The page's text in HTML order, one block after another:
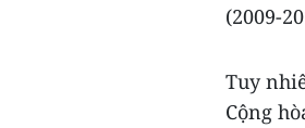
(2009-
Tuy
Cộng